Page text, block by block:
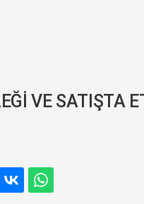
VE SATIŞTA